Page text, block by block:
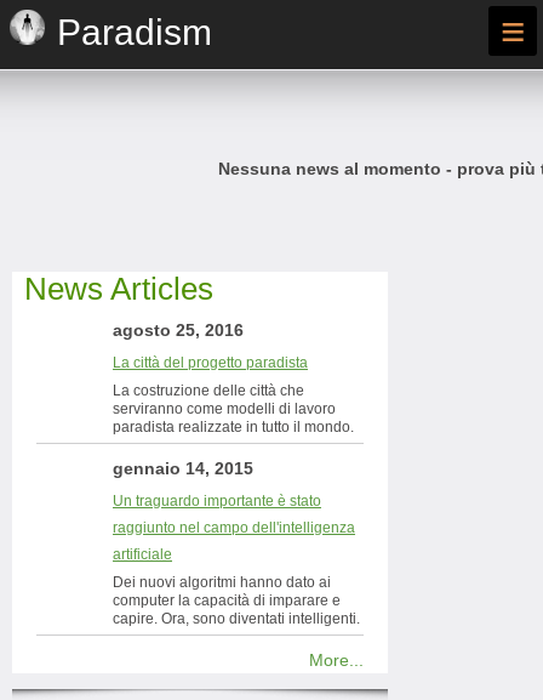
Paradism ≡
Nessuna news al momento - prova più
News Articles
agosto 25, 2016
La città del progetto paradista
La costruzione delle città che
serviranno come modelli di lavoro
paradista realizzate in tutto il mondo.
gennaio 14, 2015
Un traguardo importante è stato
raggiunto nel campo dell'intelligenza
artificiale
Dei nuovi algoritmi hanno dato ai
computer la capacità di imparare e
capire. Ora, sono diventati intelligenti.
More...